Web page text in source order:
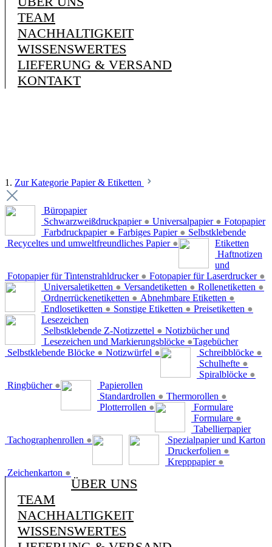
TEAM
NACHHALTIGKEIT
WISSENSWERTES
LIEFERUNG & VERSAND
KONTAKT
1. Zur Kategorie Papier & Etiketten
Büropapier
Schwarzweißdruckpapier ● Universalpapier ●
Farbdruckpapier ● Farbiges Papier ●
Recyceltes und umweltfreundliches Papier ●
Fotopapier
Fotopapier für Tintenstrahldrucker ● Fotopapier für Laserdrucker ●
Selbstklebende
Etiketten
Universaletiketten ● Versandetiketten ● Rollenetiketten ●
Ordnerrückenetiketten ● Abnehmbare Etiketten ●
Endlosetiketten ● Sonstige Etiketten ● Preisetiketten ●
Haftnotizen
und
Lesezeichen
Selbstklebende Z-Notizzettel ●
Lesezeichen und Markierungsblöcke ●
Selbstklebende Blöcke ● Notizwürfel ●
Notizbücher und
Tagebücher
Schreibblöcke ●
Schulhefte ●
Spiralblöcke ●
Ringbücher ●
Papierollen
Standardrollen ● Thermorollen ●
Plotterrollen ●
Formulare
Formulare ●
Tachographenrollen ●
Tabellierpapier
Spezialpapier und Karton
Druckerfolien ●
Krepppapier ●
Zeichenkarton ●
ÜBER UNS
TEAM
NACHHALTIGKEIT
WISSENSWERTES